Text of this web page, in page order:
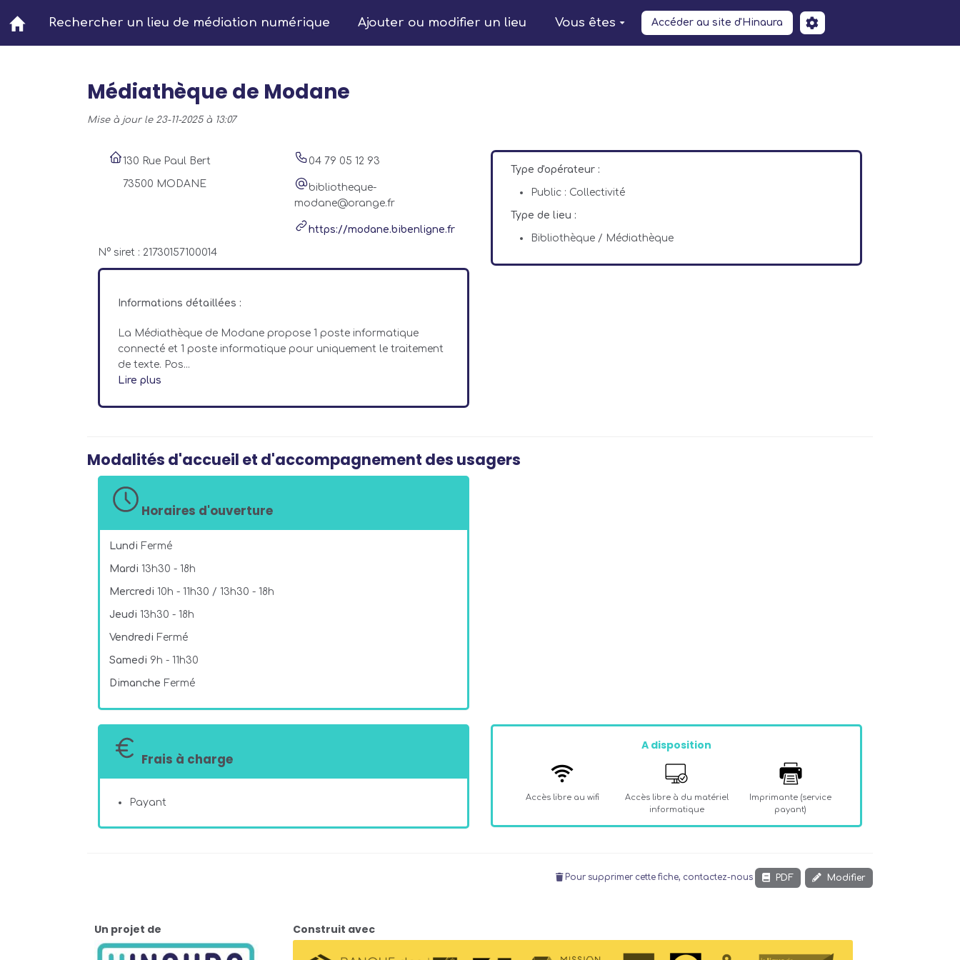
Aller au contenu principal
Rechercher un lieu de médiation numérique Ajouter ou modifier un lieu Vous êtes Accéder au site d'Hinaura
Médiathèque de Modane
Mise à jour le 23-11-2025 à 13:07
130 Rue Paul Bert
73500 MODANE
04 79 05 12 93
bibliotheque-
modane@orange.fr
https://modane.bibenligne.fr
N° siret : 21730157100014
Informations détaillées :
La Médiathèque de Modane propose 1 poste informatique
connecté et 1 poste informatique pour uniquement le traitement
de texte. Pos...
Lire plus
Type d'opérateur :
Public : Collectivité
Type de lieu :
Bibliothèque / Médiathèque
Modalités d'accueil et d'accompagnement des usagers
Horaires d'ouverture
Lundi Fermé
Mardi 13h30 - 18h
Mercredi 10h - 11h30 / 13h30 - 18h
Jeudi 13h30 - 18h
Vendredi Fermé
Samedi 9h - 11h30
Dimanche Fermé
Frais à charge
Payant
A disposition
Accès libre au wifi
Accès libre à du matériel
informatique
Imprimante (service
payant)
Pour supprimer cette fiche, contactez-nous PDF Modifier
Un projet de Construit avec